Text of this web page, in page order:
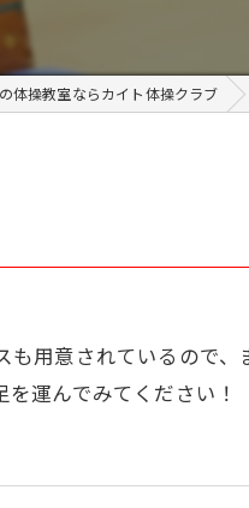
体操教室ならカイト体操クラブ
用意されているので
運んでみてください！